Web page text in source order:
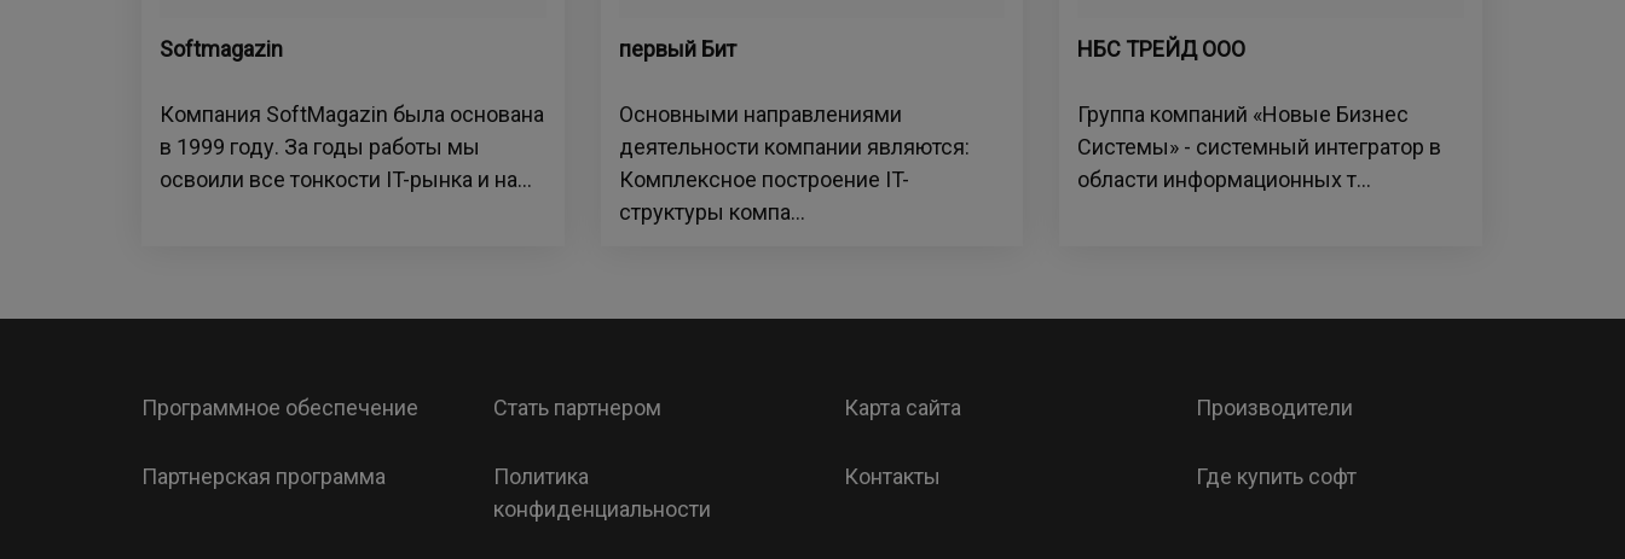
Softmagazin
Компания SoftMagazin была основана
в 1999 году. За годы работы мы
освоили все тонкости IT-рынка и на...
первый Бит
Основными направлениями
деятельности компании являются:
Комплексное построение IT-
структуры компа...
НБС ТРЕЙД ООО
Группа компаний «Новые Бизнес
Системы» - системный интегратор в
области информационных т...
Программное обеспечение Стать партнером Карта сайта Производители
Партнерская программа
Политика
конфиденциальности
Контакты Где купить софт